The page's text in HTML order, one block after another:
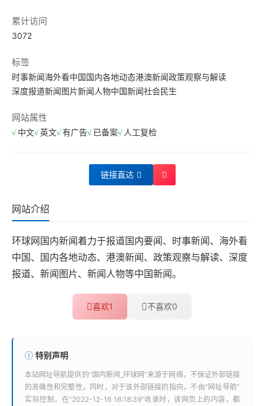
累计访问
3072
标签
时事新闻海外看中国国内各地动态港澳新闻政策观察与解读
深度报道新闻图片新闻人物中国新闻社会民生
网站属性
中文 英文 有广告 已备案 人工复检
链接直达
网站介绍
环球网国内新闻着力于报道国内要闻、时事新闻、海外看
中国、国内各地动态、港澳新闻、政策观察与解读、深度
报道、新闻图片、新闻人物等中国新闻。
喜欢1 不喜欢0
特别声明
本站网址导航提供的“国内新闻_环球网”来源于网络，不保证外部链接
的准确性和完整性，同时，对于该外部链接的指向，不由“网址导航”
实际控制，在“2022-12-16 16:18:39”收录时，该网页上的内容，都